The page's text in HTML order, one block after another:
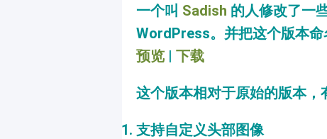
一个叫 Sadish 的人修改了一
WordPress。并把这个版本命
预览 | 下载
这个版本相对于原始的版本，
支持自定义头部图像